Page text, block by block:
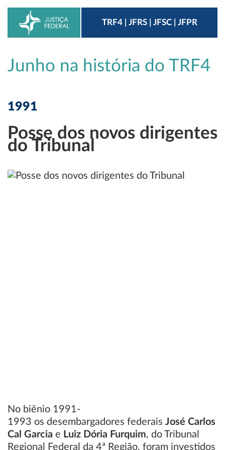
TRF4 | JFRS | JFSC | JFPR
Junho na história do TRF4
1991
Posse dos novos dirigentes
do Tribunal
No biênio 1991-
1993 os desembargadores federais José Carlos
Cal Garcia e Luiz Dória Furquim, do Tribunal
Regional Federal da 4ª Região, foram investidos